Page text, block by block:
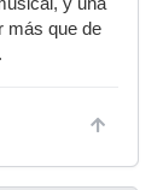
más que de